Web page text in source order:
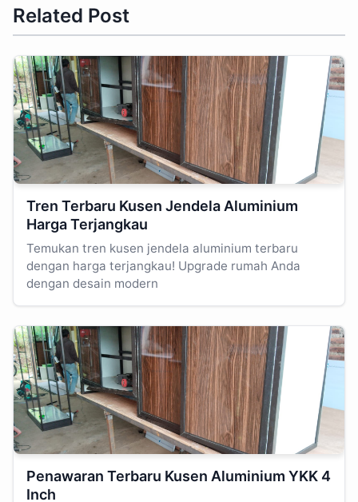
Related Post
Tren Terbaru Kusen Jendela Aluminium
Harga Terjangkau
Temukan tren kusen jendela aluminium terbaru
dengan harga terjangkau! Upgrade rumah Anda
dengan desain modern
Penawaran Terbaru Kusen Aluminium YKK 4
Inch